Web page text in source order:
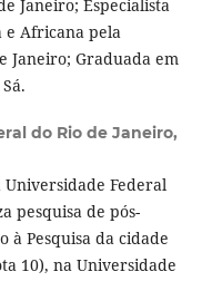
Janeiro; Especialista
Africana pela
Janeiro; Graduada em
do Rio de Janeiro,
Federal
pesquisa de pós-
à Pesquisa da cidade
10), na Universidade